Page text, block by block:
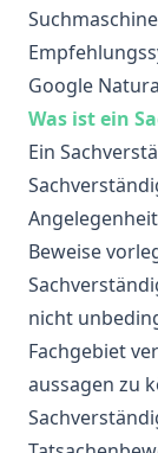
Google
Was ist ein
Ein
Beweise
nicht
Fachgebiet
aussagen zu